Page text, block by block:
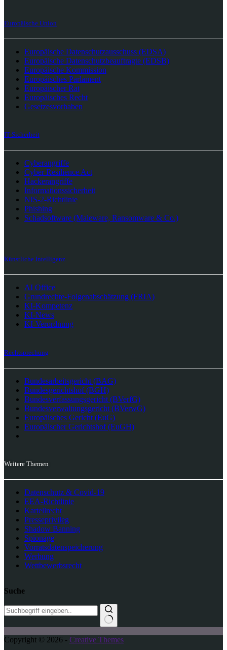
Europäische Union
Europäische Datenschutzausschuss (EDSA)
Europäische Datenschutzbeauftragte (EDSB)
Europäische Kommission
Europäisches Parlament
Europäischer Rat
Europäisches Recht
Gesetzesvorhaben
IT-Sicherheit
Cyberangriffe
Cyber Resilience Act
Hackerangriffe
Informationssicherheit
NIS-2-Richtlinie
Phishing
Schadsoftware (Maleware, Ransomware & Co.)
Künstliche Intelligenz
AI Office
Grundrechte-Folgenabschätzung (FRIA)
KI-Kompetenz
KI-News
KI-Verordnung
Rechtsprechung
Bundesarbeitsgericht (BAG)
Bundesgerichtshof (BGH)
Bundesverfassungsgericht (BVerfG)
Bundesverwaltungsgericht (BVerwG)
Europäisches Gericht (EuG)
Europäischer Gerichtshof (EuGH)
Weitere Themen
Datenschutz & Covid-19
EEA-Richtlinie
Kartellrecht
Presseprivileg
Shadow Banning
Spionage
Vorratsdatenspeicherung
Werbung
Wettbewerbsrecht
Suche
e
Copyright © 2026 - Creative Themes